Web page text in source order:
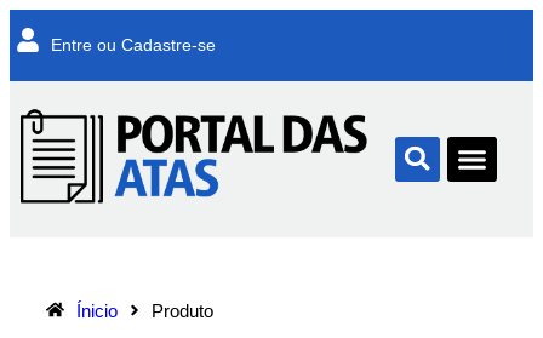
Entre ou Cadastre-se
Ínicio Produto